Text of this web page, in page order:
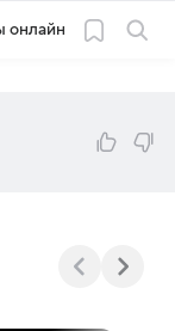
онлайн